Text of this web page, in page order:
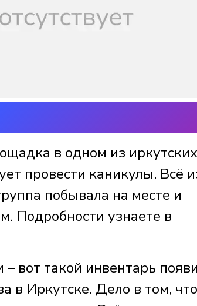
в одном из иркутских
провести каникулы. Всё
побывала на месте и
Подробности узнаете в
вот такой инвентарь
в Иркутске. Дело в том, что